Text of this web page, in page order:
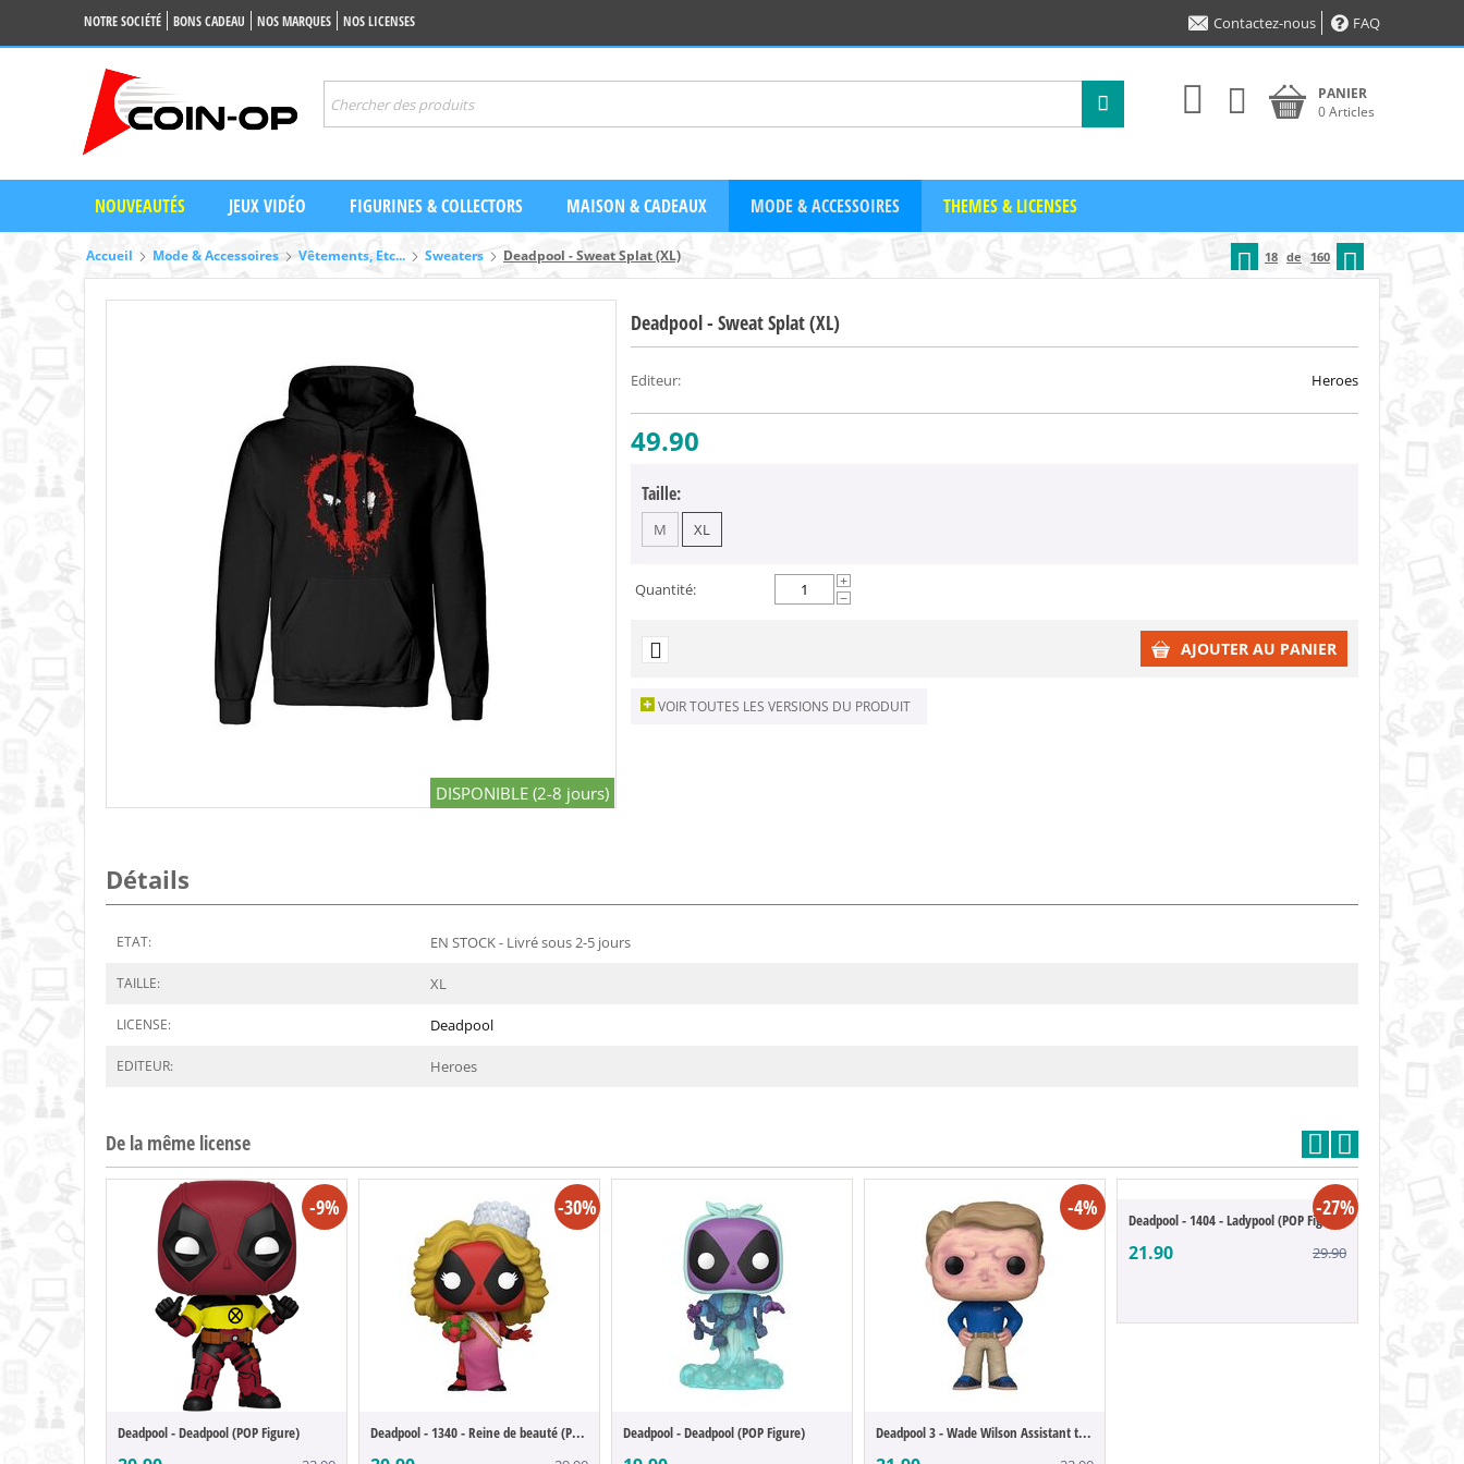
NOTRE SOCIÉTÉ BONS CADEAU NOS MARQUES NOS LICENSES Contactez-nous FAQ
PANIER
0 Articles
NOUVEAUTÉS JEUX VIDÉO FIGURINES & COLLECTORS MAISON & CADEAUX MODE & ACCESSOIRES THEMES & LICENSES
Accueil Mode & Accessoires Vêtements, Etc... Sweaters Deadpool - Sweat Splat (XL) 18 de 160
DISPONIBLE (2-8 jours)
Deadpool - Sweat Splat (XL)
Editeur: Heroes
49.90
Taille:
M XL
Quantité:
+
−
AJOUTER AU PANIER
VOIR TOUTES LES VERSIONS DU PRODUIT
Détails
ETAT: EN STOCK - Livré sous 2-5 jours
TAILLE: XL
LICENSE: Deadpool
EDITEUR: Heroes
De la même license
-9%
Deadpool - Deadpool (POP Figure)
-30%
Deadpool - 1340 - Reine de beauté (POP Fi... Deadpool - Deadpool (POP Figure)
-4%
Deadpool 3 - Wade Wilson Assistant to the...
-27%
Deadpool - 1404 - Ladypool (POP Figure)
21.90 29.90